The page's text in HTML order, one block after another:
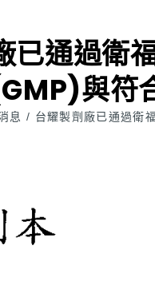
已通過衛
與符
息 / 台耀製劑廠已通過衛